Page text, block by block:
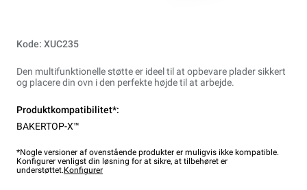
Kode: XUC235
Den multifunktionelle støtte er ideel til at opbevare plader sikkert
og placere din ovn i den perfekte højde til at arbejde.
Produktkompatibilitet*:
BAKERTOP-X™
*Nogle versioner af ovenstående produkter er muligvis ikke kompatible.
Konfigurer venligst din løsning for at sikre, at tilbehøret er
understøttet.Konfigurer